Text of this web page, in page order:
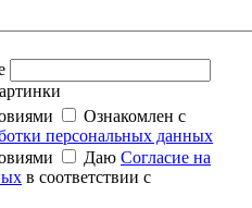
Ознакомлен с
персональных данных
Даю Согласие на
в соответствии с